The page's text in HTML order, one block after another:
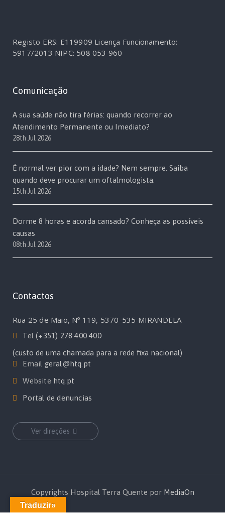
Registo ERS: E119909 Licença Funcionamento:
5917/2013 NIPC: 508 053 960
Comunicação
A sua saúde não tira férias: quando recorrer ao
Atendimento Permanente ou Imediato?
28th Jul 2026
É normal ver pior com a idade? Nem sempre. Saiba
quando deve procurar um oftalmologista.
15th Jul 2026
Dorme 8 horas e acorda cansado? Conheça as possíveis
causas
08th Jul 2026
Contactos
Rua 25 de Maio, Nº 119, 5370-535 MIRANDELA
Tel(+351) 278 400 400
(custo de uma chamada para a rede fixa nacional)
Email geral@htq.pt
Website htq.pt
Portal de denuncias
Ver direções
Copyrights Hospital Terra Quente por MediaOn
Traduzir»